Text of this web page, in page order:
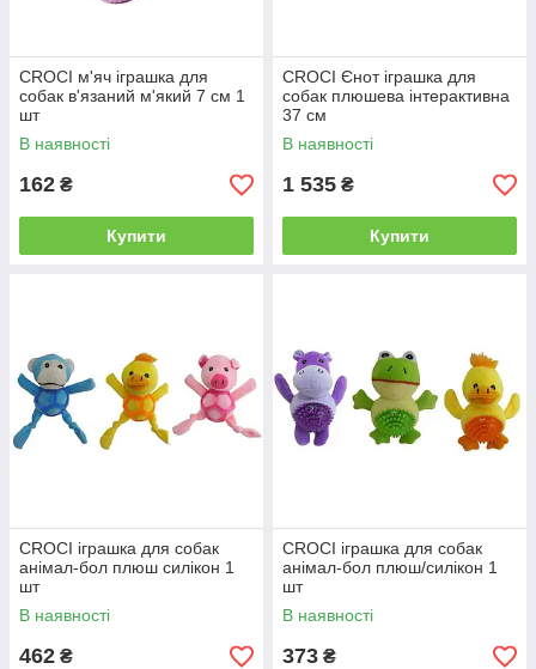
CROCI м'яч іграшка для
собак в'язаний м'який 7 см 1
шт
В наявності
162 ₴
Купити
CROCI Єнот іграшка для
собак плюшева інтерактивна
37 см
В наявності
1 535 ₴
Купити
CROCI іграшка для собак
анімал-бол плюш силікон 1
шт
В наявності
462 ₴
CROCI іграшка для собак
анімал-бол плюш/силікон 1
шт
В наявності
373 ₴